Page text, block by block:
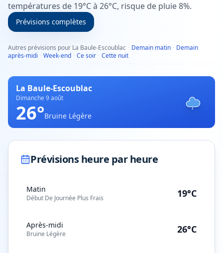
températures de 19°C à 26°C, risque de pluie 8%.
Prévisions complètes
Autres prévisions pour La Baule-Escoublac · Demain matin · Demain
après-midi · Week-end · Ce soir · Cette nuit
La Baule-Escoublac
Dimanche 9 août
26°Bruine Légère
Prévisions heure par heure
Matin
Début De Journée Plus Frais 19°C
Après-midi
Bruine Légère 26°C